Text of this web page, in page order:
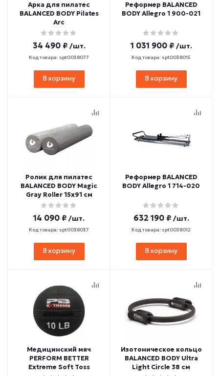
Арка для пилатес
BALANCED BODY Pilates
Arc
34 490 ₽ /шт.
Код товара: spt0038077
В корзину
Реформер BALANCED
BODY Allegro 1 900-021
1 031 900 ₽ /шт.
Код товара: spt0038015
В корзину
Ролик для пилатес
BALANCED BODY Magic
Gray Roller 15х91 см
14 090 ₽ /шт.
Код товара: spt0038037
В корзину
Реформер BALANCED
BODY Allegro 1 714-020
632 190 ₽ /шт.
Код товара: spt0038012
В корзину
Медицинский мяч
PERFORM BETTER
Extreme Soft Toss
Изотоническое кольцо
BALANCED BODY Ultra
Light Circle 38 см